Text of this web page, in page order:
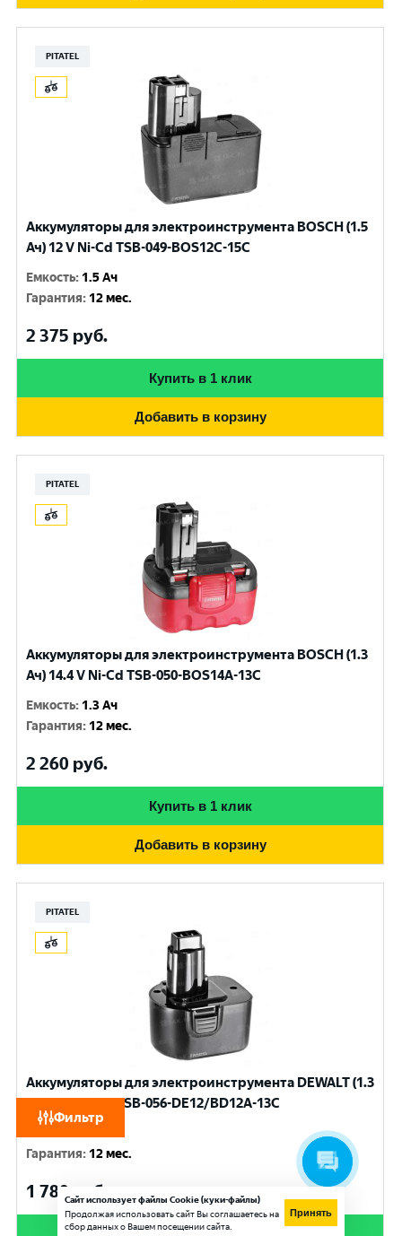
Фильтр
PITATEL
Аккумуляторы для электроинструмента BOSCH (1.5
Ач) 12 V Ni-Cd TSB-049-BOS12C-15C
Емкость: 1.5 Ач
Гарантия: 12 мес.
2 375 руб.
Купить в 1 клик
Добавить в корзину
PITATEL
Аккумуляторы для электроинструмента BOSCH (1.3
Ач) 14.4 V Ni-Cd TSB-050-BOS14A-13C
Емкость: 1.3 Ач
Гарантия: 12 мес.
2 260 руб.
Купить в 1 клик
Добавить в корзину
PITATEL
Аккумуляторы для электроинструмента DEWALT (1.3
Ач) 12 V Ni-Cd TSB-056-DE12/BD12A-13C
Гарантия: 12 мес.
1 780руб.
Сайт использует файлы Cookie (куки-файлы)
Продолжая использовать сайт Вы соглашаетесь на
сбор данных о Вашем посещении сайта.
Принять